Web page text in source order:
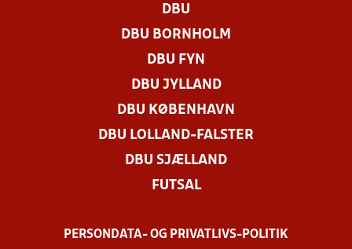
DBU
DBU BORNHOLM
DBU FYN
DBU JYLLAND
DBU KØBENHAVN
DBU LOLLAND-FALSTER
DBU SJÆLLAND
FUTSAL
PERSONDATA- OG PRIVATLIVS-POLITIK